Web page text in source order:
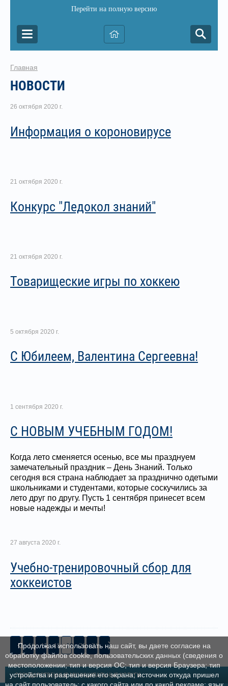
Перейти на полную версию
Главная
НОВОСТИ
26 октября 2020 г.
Информация о короновирусе
21 октября 2020 г.
Конкурс "Ледокол знаний"
21 октября 2020 г.
Товарищеские игры по хоккею
5 октября 2020 г.
С Юбилеем, Валентина Сергеевна!
1 сентября 2020 г.
С НОВЫМ УЧЕБНЫМ ГОДОМ!
Когда лето сменяется осенью, все мы празднуем
замечательный праздник – День Знаний. Только
сегодня вся страна наблюдает за празднично одетыми
школьниками и студентами, которые соскучились за
лето друг по другу. Пусть 1 сентября принесет всем
новые надежды и мечты!
27 августа 2020 г.
Учебно-тренировочный сбор для
хоккеистов
16 17 18 19 20 21
ГОСУДАРСТВЕННЫЕ МУНИЦИПАЛЬНЫЕ УСЛУГИ
Продолжая использовать наш сайт, вы даете согласие на
обработку файлов cookie, пользовательских данных (сведения о
местоположении; тип и версия ОС; тип и версия Браузера; тип
устройства и разрешение его экрана; источник откуда пришел